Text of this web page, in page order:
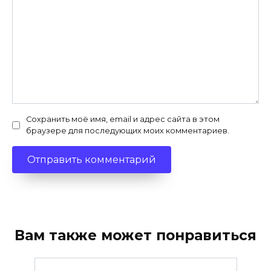
Сохранить моё имя, email и адрес сайта в этом
браузере для последующих моих комментариев.
Вам также может понравиться